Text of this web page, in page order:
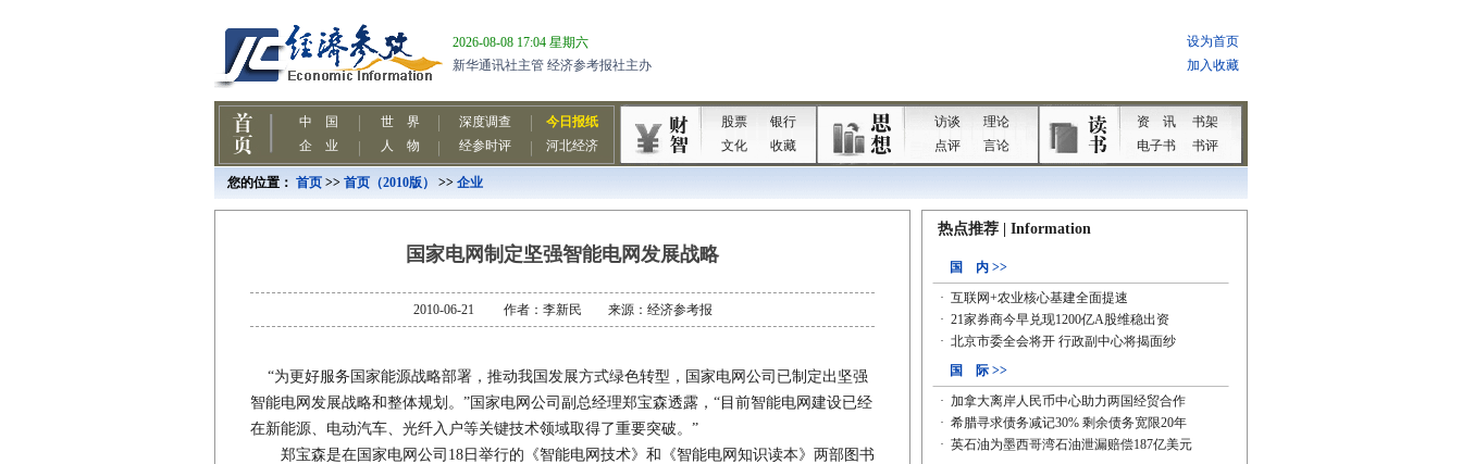
您的位置： 首页 >> 首页（2010版） >> 企业
国家电网制定坚强智能电网发展战略
2010-06-21 作者：李新民 来源：经济参考报
“为更好服务国家能源战略部署，推动我国发展方式绿色转型，国家电网公司已制定出坚强
智能电网发展战略和整体规划。”国家电网公司副总经理郑宝森透露，“目前智能电网建设已经
在新能源、电动汽车、光纤入户等关键技术领域取得了重要突破。”
郑宝森是在国家电网公司18日举行的《智能电网技术》和《智能电网知识读本》两部图书